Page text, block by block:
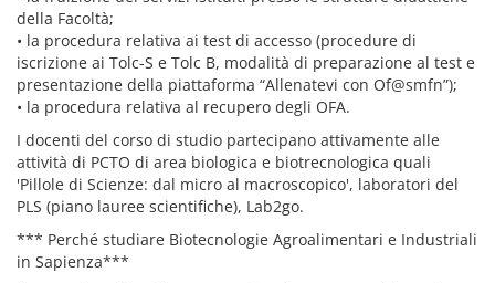
della Facoltà;
• la procedura relativa ai test di accesso (procedure di
iscrizione ai Tolc-S e Tolc B, modalità di preparazione al test e
presentazione della piattaforma “Allenatevi con Of@smfn”);
• la procedura relativa al recupero degli OFA.
I docenti del corso di studio partecipano attivamente alle
attività di PCTO di area biologica e biotrecnologica quali
'Pillole di Scienze: dal micro al macroscopico', laboratori del
PLS (piano lauree scientifiche), Lab2go.
*** Perché studiare Biotecnologie Agroalimentari e Industriali
in Sapienza***